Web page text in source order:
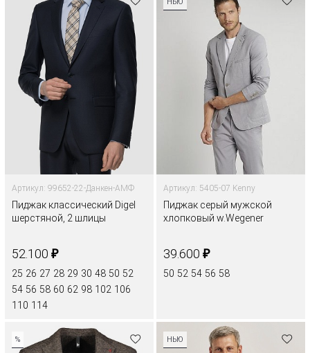
Артикул: 99652-22-Данкен-АМФ
Пиджак классический Digel
шерстяной, 2 шлицы
52.100 ₽
25 26 27 28 29 30 48 50 52
54 56 58 60 62 98 102 106
110 114
Артикул: 5405-07 Kenny
Пиджак серый мужской
хлопковый w.Wegener
39.600 ₽
50 52 54 56 58
% НЬЮ